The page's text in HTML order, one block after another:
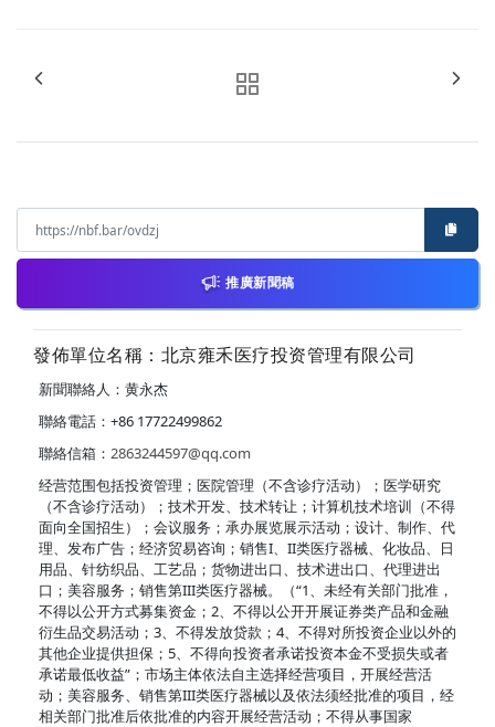
推廣新聞稿
發佈單位名稱：北京雍禾医疗投资管理有限公司
新聞聯絡人：黄永杰
聯絡電話：+86 17722499862
聯絡信箱： 2863244597@qq.com
经营范围包括投资管理；医院管理（不含诊疗活动）；医学研究
（不含诊疗活动）；技术开发、技术转让；计算机技术培训（不得
面向全国招生）；会议服务；承办展览展示活动；设计、制作、代
理、发布广告；经济贸易咨询；销售I、II类医疗器械、化妆品、日
用品、针纺织品、工艺品；货物进出口、技术进出口、代理进出
口；美容服务；销售第III类医疗器械。（“1、未经有关部门批准，
不得以公开方式募集资金；2、不得以公开开展证券类产品和金融
衍生品交易活动；3、不得发放贷款；4、不得对所投资企业以外的
其他企业提供担保；5、不得向投资者承诺投资本金不受损失或者
承诺最低收益”；市场主体依法自主选择经营项目，开展经营活
动；美容服务、销售第III类医疗器械以及依法须经批准的项目，经
相关部门批准后依批准的内容开展经营活动；不得从事国家